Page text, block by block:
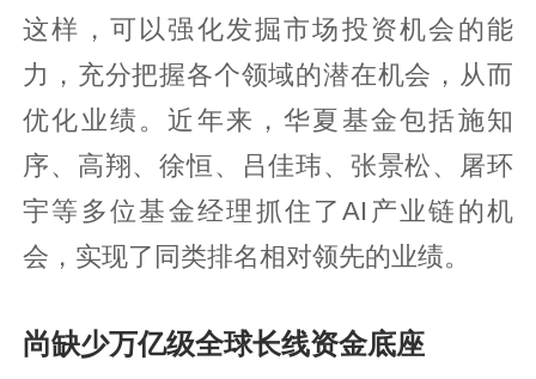
这样，可以强化发掘市场投资机会的能
力，充分把握各个领域的潜在机会，从而
优化业绩。近年来，华夏基金包括施知
序、高翔、徐恒、吕佳玮、张景松、屠环
宇等多位基金经理抓住了AI产业链的机
会，实现了同类排名相对领先的业绩。
尚缺少万亿级全球长线资金底座